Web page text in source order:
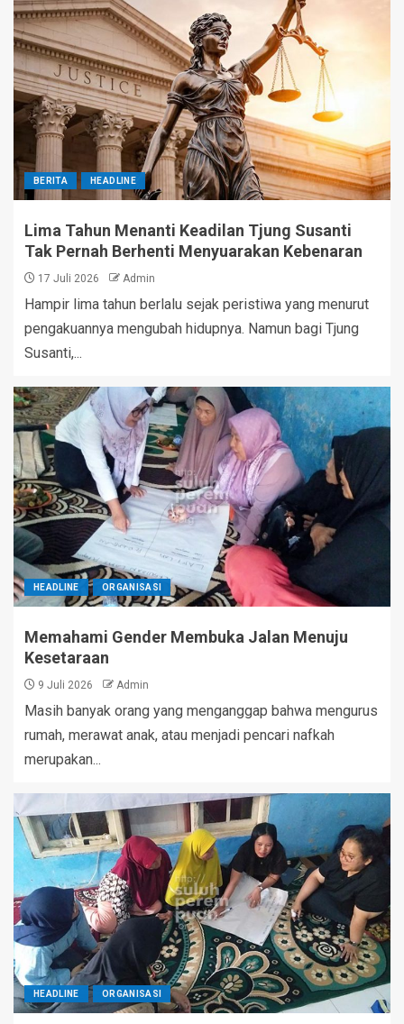
BERITA HEADLINE
Lima Tahun Menanti Keadilan Tjung Susanti
Tak Pernah Berhenti Menyuarakan Kebenaran
17 Juli 2026 Admin
Hampir lima tahun berlalu sejak peristiwa yang menurut
pengakuannya mengubah hidupnya. Namun bagi Tjung
Susanti,...
HEADLINE ORGANISASI
Memahami Gender Membuka Jalan Menuju
Kesetaraan
9 Juli 2026 Admin
Masih banyak orang yang menganggap bahwa mengurus
rumah, merawat anak, atau menjadi pencari nafkah
merupakan...
HEADLINE ORGANISASI